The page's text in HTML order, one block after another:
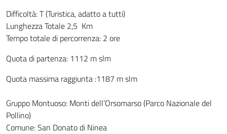
Difficoltà: T (Turistica, adatto a tutti)
Lunghezza Totale 2,5 Km
Tempo totale di percorrenza: 2 ore
Quota di partenza: 1112 m slm
Quota massima raggiunta :1187 m slm
Gruppo Montuoso: Monti dell’Orsomarso (Parco Nazionale del
Pollino)
Comune: San Donato di Ninea